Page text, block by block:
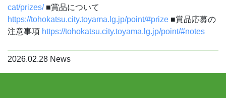
cat/prizes/■賞品について
https://tohokatsu.city.toyama.lg.jp/point/#prize ■賞品応募の
注意事項 https://tohokatsu.city.toyama.lg.jp/point/#notes
2026.02.28 News